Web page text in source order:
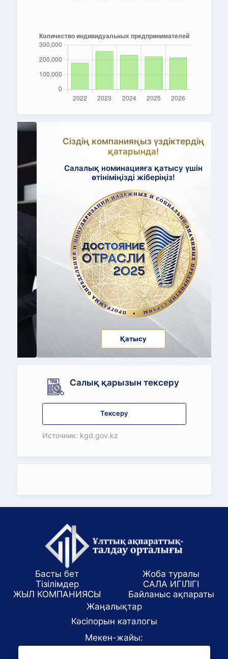
Сіздің компанияңыз үздіктердің
қатарында!
Салалық номинацияға қатысу үшін
өтініміңізді жіберіңіз!
Қатысу
Салық қарызын тексеру
Тексеру
Источник: kgd.gov.kz
Басты бет
Жоба туралы
Тізілімдер
САЛА ИГІЛІГІ
ЖЫЛ КОМПАНИЯСЫ
Байланыс ақпараты
Жаңалықтар
Кәсіпорын каталогы
Мекен-жайы: